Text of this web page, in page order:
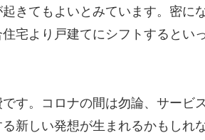
きてもよいとみています。密に
宅より戸建てにシフトするとい
す。コロナの間は勿論、サービ
新しい発想が生まれるかもしれ